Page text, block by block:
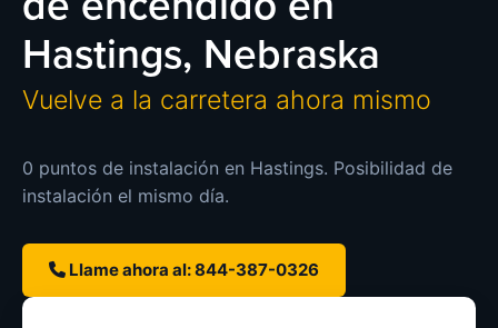
Hastings, Nebraska
Vuelve a la carretera ahora mismo
0 puntos de instalación en Hastings. Posibilidad de
instalación el mismo día.
Llame ahora al: 844-387-0326